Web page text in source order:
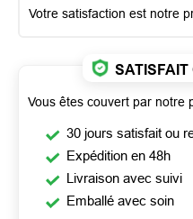
Votre satisfaction est notre
SATISFAIT
Vous êtes couvert par notre
30 jours satisfait ou
Expédition en 48h
Livraison avec suivi
Emballé avec soin